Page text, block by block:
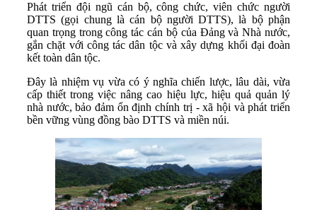
Phát triển đội ngũ cán bộ, công chức, viên chức người
DTTS (gọi chung là cán bộ người DTTS), là bộ phận
quan trọng trong công tác cán bộ của Đảng và Nhà nước,
gắn chặt với công tác dân tộc và xây dựng khối đại đoàn
kết toàn dân tộc.
Đây là nhiệm vụ vừa có ý nghĩa chiến lược, lâu dài, vừa
cấp thiết trong việc nâng cao hiệu lực, hiệu quả quản lý
nhà nước, bảo đảm ổn định chính trị - xã hội và phát triển
bền vững vùng đồng bào DTTS và miền núi.